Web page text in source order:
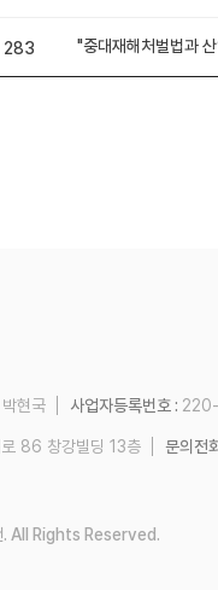
283 "중대재해처벌법과
박현국 사업자등록번호 :
86 창강빌딩 13층 문의전
All Rights Reserved.